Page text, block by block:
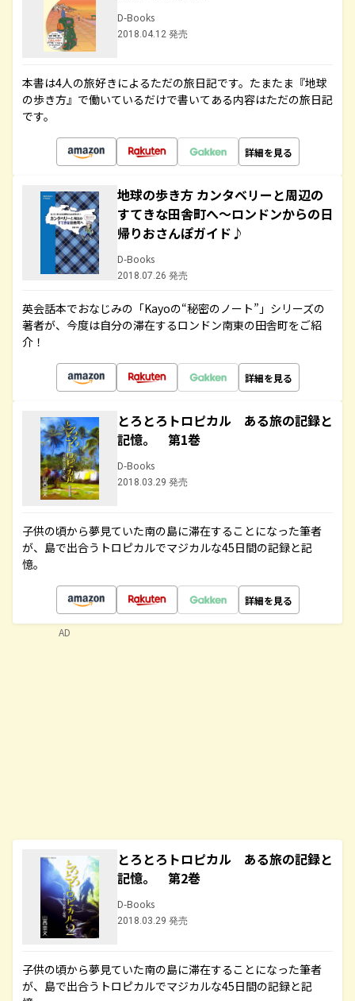
D-Books
2018.04.12 発売
本書は4人の旅好きによるただの旅日記です。たまたま『地球
の歩き方』で働いているだけで書いてある内容はただの旅日記
です。
詳細を見る
地球の歩き方 カンタベリーと周辺の
すてきな田舎町へ～ロンドンからの日
帰りおさんぽガイド♪
D-Books
2018.07.26 発売
英会話本でおなじみの「Kayoの“秘密のノート”」シリーズの
著者が、今度は自分の滞在するロンドン南東の田舎町をご紹
介！
詳細を見る
とろとろトロピカル ある旅の記録と
記憶。 第1巻
D-Books
2018.03.29 発売
子供の頃から夢見ていた南の島に滞在することになった筆者
が、島で出合うトロピカルでマジカルな45日間の記録と記
憶。
詳細を見る
とろとろトロピカル ある旅の記録と
記憶。 第2巻
D-Books
2018.03.29 発売
子供の頃から夢見ていた南の島に滞在することになった筆者
が、島で出合うトロピカルでマジカルな45日間の記録と記
AD